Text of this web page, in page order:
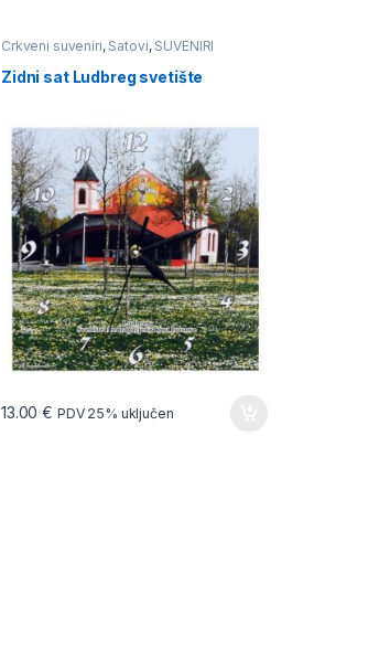
Crkveni suveniri, Satovi, SUVENIRI
Zidni sat Ludbreg svetište
13.00€ PDV 25% uključen